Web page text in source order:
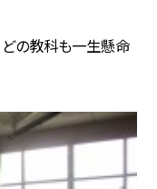
どの教科も一生懸命